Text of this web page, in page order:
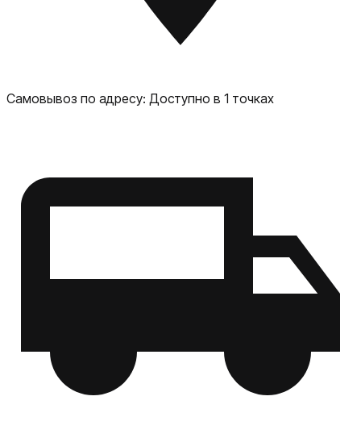
рисования. Возможность подключения клавиатуры для
удобства работы с документами и таблицами. Доступ к
магазину приложений для установки различных
планшет, который может использоваться как для
работы и учёбы, так и для развлечений и творчества.
Самовывоз по адресу: Доступно в 1 точках